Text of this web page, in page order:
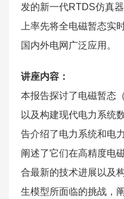
发的新一代RTDS仿真
上率先将全电磁暂态实
国内外电网广泛应用。
讲座内容：
本报告探讨了电磁暂态
以及构建现代电力系统
告介绍了电力系统和电
阐述了它们在高精度电
合最新的技术进展以及
生模型所面临的挑战，